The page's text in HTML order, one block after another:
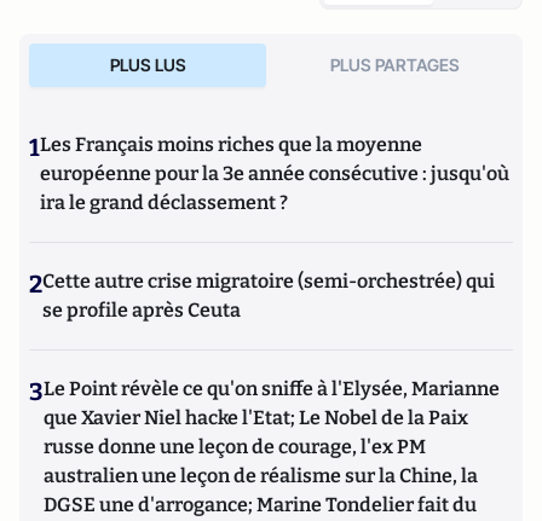
PLUS LUS PLUS PARTAGES
1Les Français moins riches que la moyenne
européenne pour la 3e année consécutive : jusqu'où
ira le grand déclassement ?
2Cette autre crise migratoire (semi-orchestrée) qui
se profile après Ceuta
3Le Point révèle ce qu'on sniffe à l'Elysée, Marianne
que Xavier Niel hacke l'Etat; Le Nobel de la Paix
russe donne une leçon de courage, l'ex PM
australien une leçon de réalisme sur la Chine, la
DGSE une d'arrogance; Marine Tondelier fait du